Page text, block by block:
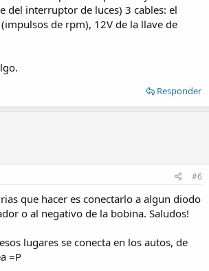
del interruptor de luces) 3 cables: el
de rpm), 12V de la llave de
Responder
#6
que hacer es conectarlo a algun diodo
o al negativo de la bobina. Saludos!
lugares se conecta en los autos, de
=P